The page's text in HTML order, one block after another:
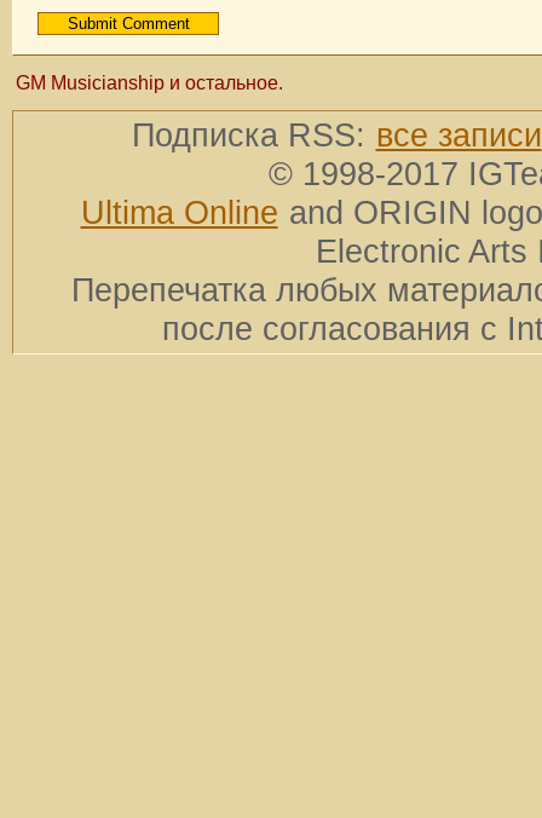
GM Musicianship и остальное.
Подписка RSS: все записи
© 1998-2017
Ultima Online and ORIGIN
Electronic Arts
Перепечатка любых
после согласования с